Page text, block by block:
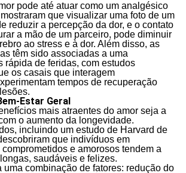
pode até atuar como um analgésico
que visualizar uma foto de um
reduzir a percepção da dor, e o contato
a mão de um parceiro, pode diminuir
ao stress e à dor. Além disso, as
têm sido associadas a uma
rápida de feridas, com estudos
os casais que interagem
tempos de recuperação
Estar Geral
mais atraentes do amor seja a
o aumento da longevidade.
incluindo um estudo de Harvard de
que indivíduos em
e amorosos tendem a
saudáveis e felizes.
uma combinação de fatores: redução do